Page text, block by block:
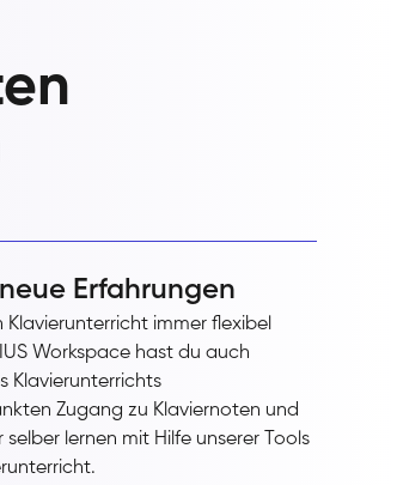
Erfahrungen
Klavierunterricht immer flexibel
Workspace hast du auch
Klavierunterrichts
Zugang zu Klaviernoten und
selber lernen mit Hilfe unserer Tools